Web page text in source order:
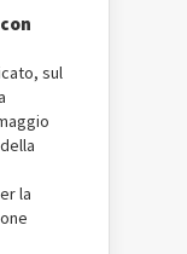
sul
la